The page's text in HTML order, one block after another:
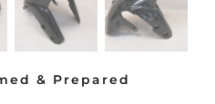
& Prepared